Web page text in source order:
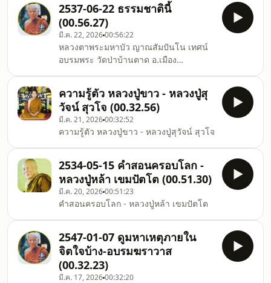
2537-06-22 ธรรมชาตินี้
(00.56.27)
มี.ค. 22, 202600:56:22
หลวงตาพระมหาบัว ญาณสัมปันโน เทศน์
อบรมพระ วัดป่าบ้านตาด อ.เมือง
ความรู้ตัว หลวงปู่ขาว - หลวงปู่สุ
วัจน์ สุวโจ (00.32.56)
มี.ค. 21, 202600:32:52
ความรู้ตัว หลวงปู่ขาว - หลวงปู่สุวัจน์ สุวโจ
2534-05-15 คำสอนครอบโลก -
หลวงปู่หล้า เขมปัตโต (00.51.30)
มี.ค. 20, 202600:51:23
คำสอนครอบโลก - หลวงปู่หล้า เขมปัตโต
2547-01-07 ดูมหาเหตุภายใน
จิตใจบ้าง-อบรมฆราวาส
(00.32.23)
มี.ค. 17, 202600:32:20